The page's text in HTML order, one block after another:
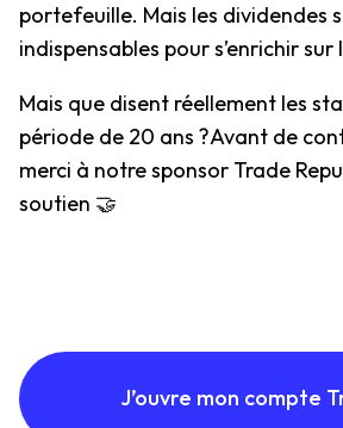
portefeuille. Mais les dividendes
indispensables pour s’enrichir
Mais que disent réellement les
période de 20 ans ?Avant de
merci à notre sponsor Trade
soutien 🤝
J’ouvre mon compte